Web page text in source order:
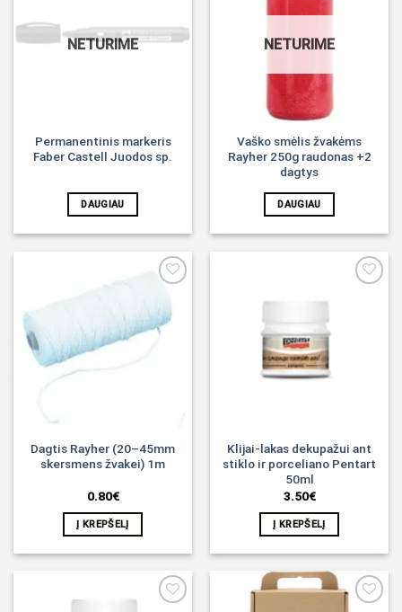
NETURIME
Permanentinis markeris
Faber Castell Juodos sp.
DAUGIAU
NETURIME
Vaško smėlis žvakėms
Rayher 250g raudonas +2
dagtys
DAUGIAU
Noriu!
Dagtis Rayher (20–45mm
skersmens žvakei) 1m
0.80€
Į KREPŠELĮ
Klijai-lakas dekupažui ant
stiklo ir porceliano Pentart
50ml
3.50€
Į KREPŠELĮ